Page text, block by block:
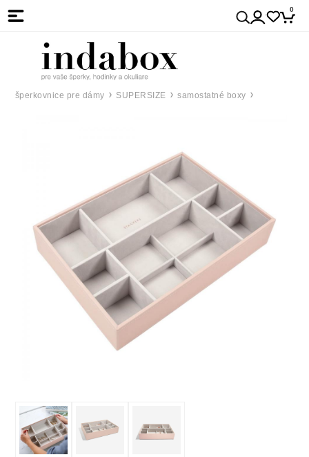
0
šperkovnice pre dámy SUPERSIZE samostatné boxy